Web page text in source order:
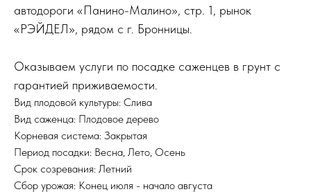
автодороги «Панино-Малино», стр. 1, рынок
«РЭЙДЕЛ», рядом с г. Бронницы.
Оказываем услуги по посадке саженцев в грунт с
гарантией приживаемости.
Вид плодовой культуры: Слива
Вид саженца: Плодовое дерево
Корневая система: Закрытая
Период посадки: Весна, Лето, Осень
Срок созревания: Летний
Сбор урожая: Конец июля - начало августа